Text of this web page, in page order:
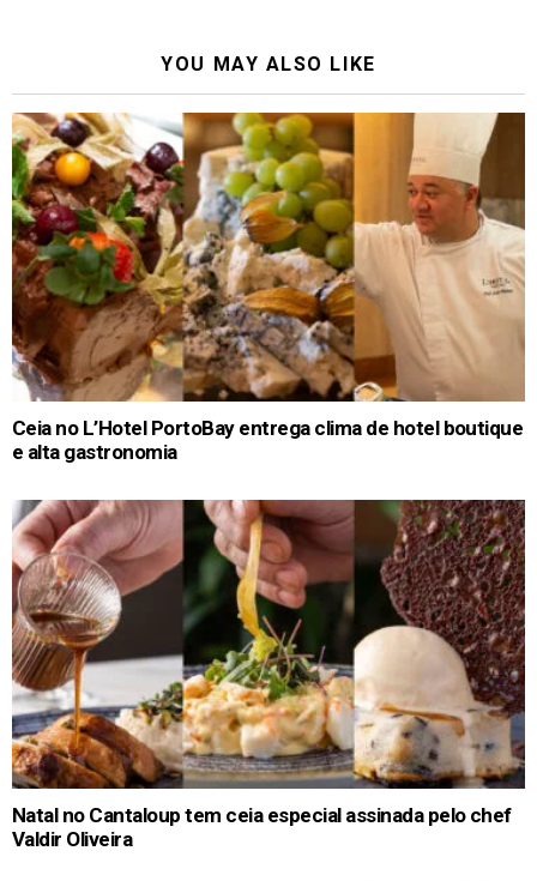
YOU MAY ALSO LIKE
Ceia no L’Hotel PortoBay entrega clima de hotel boutique
e alta gastronomia
Natal no Cantaloup tem ceia especial assinada pelo chef
Valdir Oliveira